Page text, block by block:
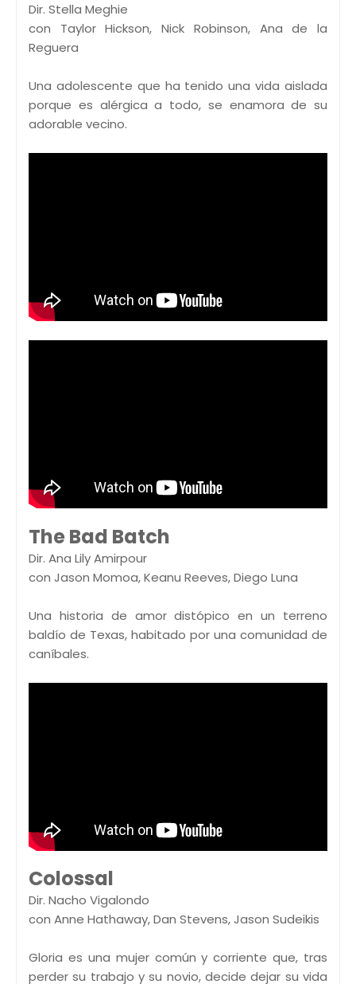
Dir. Stella Meghie
con Taylor Hickson, Nick Robinson, Ana de la
Reguera
Una adolescente que ha tenido una vida aislada
porque es alérgica a todo, se enamora de su
adorable vecino.
The Bad Batch
Dir. Ana Lily Amirpour
con Jason Momoa, Keanu Reeves, Diego Luna
Una historia de amor distópico en un terreno
baldío de Texas, habitado por una comunidad de
caníbales.
Colossal
Dir. Nacho Vigalondo
con Anne Hathaway, Dan Stevens, Jason Sudeikis
Gloria es una mujer común y corriente que, tras
perder su trabajo y su novio, decide dejar su vida